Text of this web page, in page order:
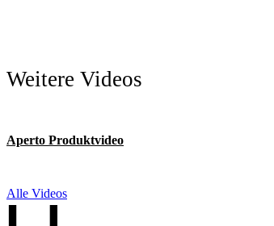
Weitere Videos
Aperto Produktvideo
Alle Videos